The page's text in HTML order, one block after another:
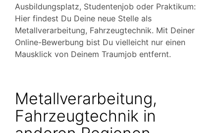
Ausbildungsplatz, Studentenjob oder Praktikum:
Hier findest Du Deine neue Stelle als
Metallverarbeitung, Fahrzeugtechnik. Mit Deiner
Online-Bewerbung bist Du vielleicht nur einen
Mausklick von Deinem Traumjob entfernt.
Metallverarbeitung,
Fahrzeugtechnik in